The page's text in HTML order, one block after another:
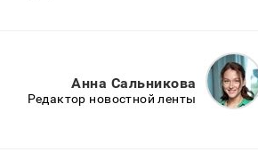
Анна Сальникова
Редактор новостной ленты